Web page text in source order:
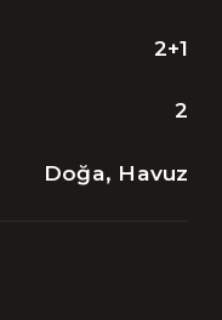
2+1
2
Doğa, Havuz